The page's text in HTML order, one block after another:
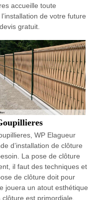
accueille toute
de votre future
gratuit.
WP Elagueur
d’installation de clôture
La pose de clôture
il faut des techniques et
de clôture doit pour
jouera un atout esthétique
est primordiale,